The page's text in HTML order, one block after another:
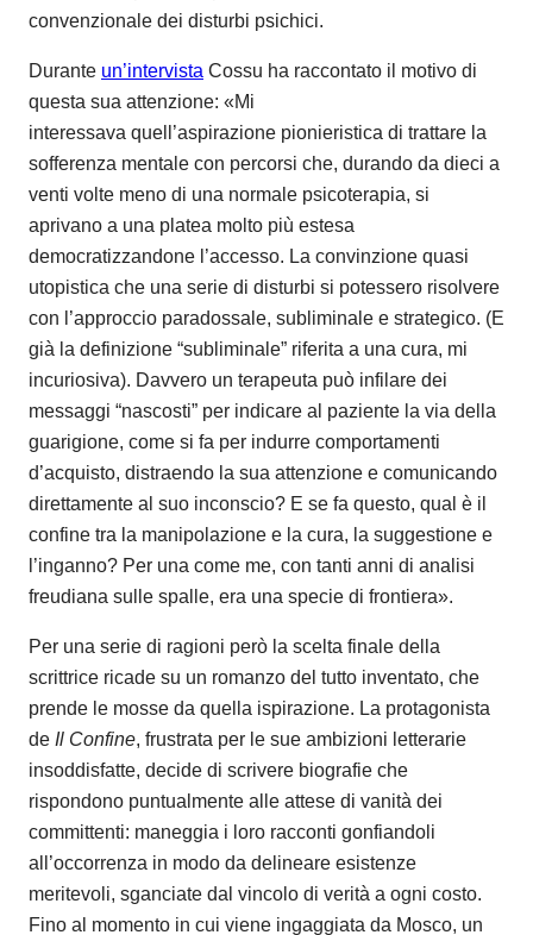
convenzionale dei disturbi psichici.
Durante un’intervista Cossu ha raccontato il motivo di
questa sua attenzione: «Mi
interessava quell’aspirazione pionieristica di trattare la
sofferenza mentale con percorsi che, durando da dieci a
venti volte meno di una normale psicoterapia, si
aprivano a una platea molto più estesa
democratizzandone l’accesso. La convinzione quasi
utopistica che una serie di disturbi si potessero risolvere
con l’approccio paradossale, subliminale e strategico. (E
già la definizione “subliminale” riferita a una cura, mi
incuriosiva). Davvero un terapeuta può infilare dei
messaggi “nascosti” per indicare al paziente la via della
guarigione, come si fa per indurre comportamenti
d’acquisto, distraendo la sua attenzione e comunicando
direttamente al suo inconscio? E se fa questo, qual è il
confine tra la manipolazione e la cura, la suggestione e
l’inganno? Per una come me, con tanti anni di analisi
freudiana sulle spalle, era una specie di frontiera».
Per una serie di ragioni però la scelta finale della
scrittrice ricade su un romanzo del tutto inventato, che
prende le mosse da quella ispirazione. La protagonista
de Il Confine, frustrata per le sue ambizioni letterarie
insoddisfatte, decide di scrivere biografie che
rispondono puntualmente alle attese di vanità dei
committenti: maneggia i loro racconti gonfiandoli
all’occorrenza in modo da delineare esistenze
meritevoli, sganciate dal vincolo di verità a ogni costo.
Fino al momento in cui viene ingaggiata da Mosco, un